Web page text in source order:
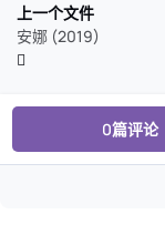
上一个文件
安娜 (2019)
0篇评论